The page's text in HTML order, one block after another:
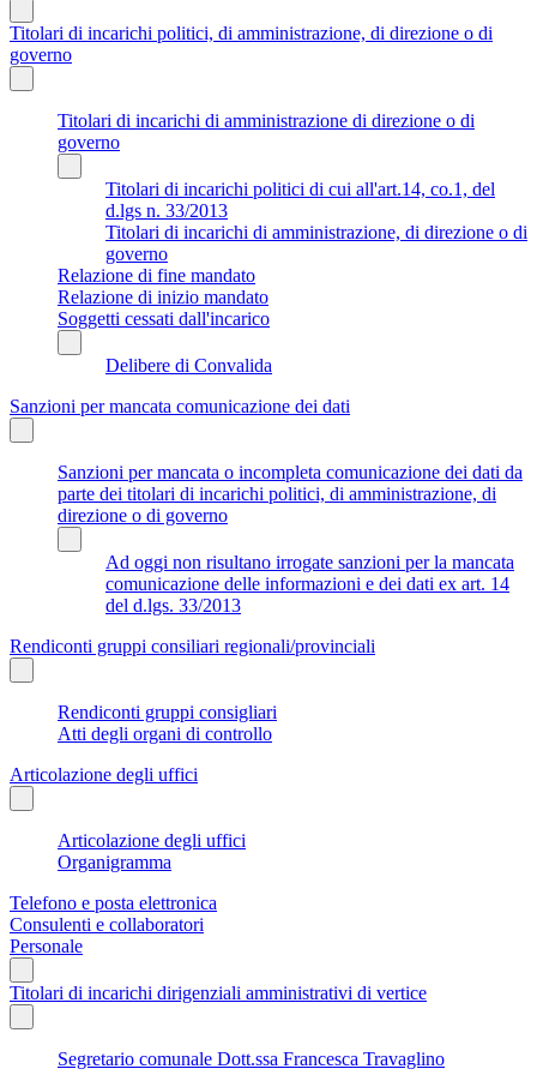
Titolari di incarichi politici, di amministrazione, di direzione o di
governo
Titolari di incarichi di amministrazione di direzione o di
governo
Titolari di incarichi politici di cui all'art.14, co.1, del
d.lgs n. 33/2013
Titolari di incarichi di amministrazione, di direzione o di
governo
Relazione di fine mandato
Relazione di inizio mandato
Soggetti cessati dall'incarico
Delibere di Convalida
Sanzioni per mancata comunicazione dei dati
Sanzioni per mancata o incompleta comunicazione dei dati da
parte dei titolari di incarichi politici, di amministrazione, di
direzione o di governo
Ad oggi non risultano irrogate sanzioni per la mancata
comunicazione delle informazioni e dei dati ex art. 14
del d.lgs. 33/2013
Rendiconti gruppi consiliari regionali/provinciali
Rendiconti gruppi consigliari
Atti degli organi di controllo
Articolazione degli uffici
Articolazione degli uffici
Organigramma
Telefono e posta elettronica
Consulenti e collaboratori
Personale
Titolari di incarichi dirigenziali amministrativi di vertice
Segretario comunale Dott.ssa Francesca Travaglino